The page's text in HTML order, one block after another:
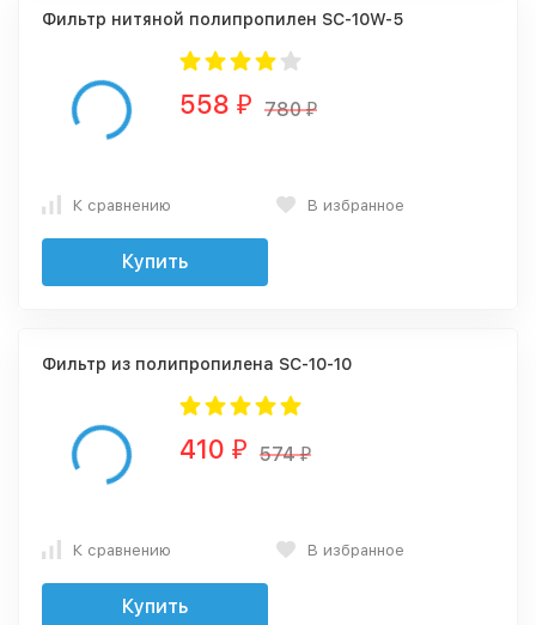
Фильтр нитяной полипропилен SC-10W-5
558 ₽ 780₽
К сравнению В избранное
Купить
Фильтр из полипропилена SC-10-10
410 ₽ 574₽
К сравнению В избранное
Купить